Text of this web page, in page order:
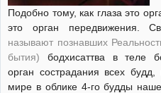
Подобно тому, как глаза это
это орган передвижения.
называют познавших
бытия) бодхисаттва в теле
орган сострадания всех
мире в облике 4-го будды